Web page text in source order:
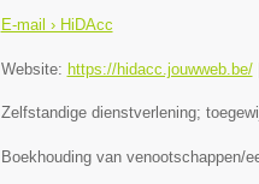
E-mail › HiDAcc
Website: https://hidacc.jouwweb.be/|
Zelfstandige dienstverlening;
Boekhouding van venootschappen/